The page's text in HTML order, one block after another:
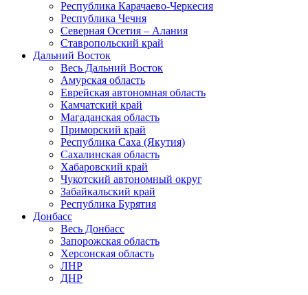
Республика Карачаево-Черкесия
Республика Чечня
Северная Осетия – Алания
Ставропольский край
Дальний Восток
Весь Дальний Восток
Амурская область
Еврейская автономная область
Камчатский край
Магаданская область
Приморский край
Республика Саха (Якутия)
Сахалинская область
Хабаровский край
Чукотский автономный округ
Забайкальский край
Республика Бурятия
Донбасс
Весь Донбасс
Запорожская область
Херсонская область
ЛНР
ДНР